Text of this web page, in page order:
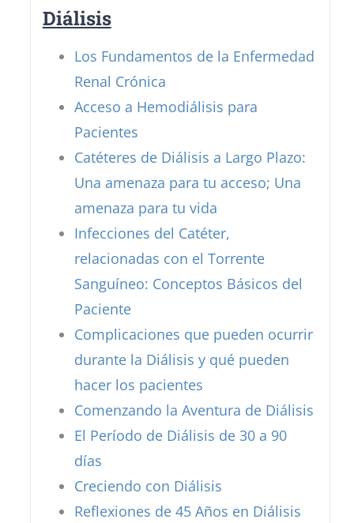
Diálisis
Los Fundamentos de la Enfermedad
Renal Crónica
Acceso a Hemodiálisis para
Pacientes
Catéteres de Diálisis a Largo Plazo:
Una amenaza para tu acceso; Una
amenaza para tu vida
Infecciones del Catéter,
relacionadas con el Torrente
Sanguíneo: Conceptos Básicos del
Paciente
Complicaciones que pueden ocurrir
durante la Diálisis y qué pueden
hacer los pacientes
Comenzando la Aventura de Diálisis
El Período de Diálisis de 30 a 90
días
Creciendo con Diálisis
Reflexiones de 45 Años en Diálisis